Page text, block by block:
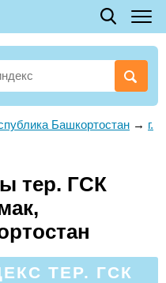
Башкортостан → г.
тер. ГСК
ТЕР. ГСК